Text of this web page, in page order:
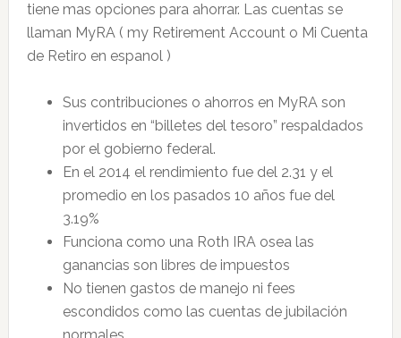
tiene mas opciones para ahorrar. Las cuentas se
llaman MyRA ( my Retirement Account o Mi Cuenta
de Retiro en espanol )
Sus contribuciones o ahorros en MyRA son
invertidos en “billetes del tesoro” respaldados
por el gobierno federal.
En el 2014 el rendimiento fue del 2.31 y el
promedio en los pasados 10 años fue del
3.19%
Funciona como una Roth IRA osea las
ganancias son libres de impuestos
No tienen gastos de manejo ni fees
escondidos como las cuentas de jubilación